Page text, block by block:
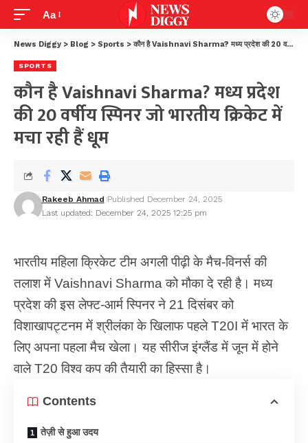
Aa
News Diggy > Blog > Sports > कौन है Vaishnavi Sharma? मध्य प्रदेश की 20 वर्षीय स्पिनर जो भारतीय क्रिकेट में मचा रही हैं धूम
SPORTS
कौन है Vaishnavi Sharma? मध्य प्रदेश
की 20 वर्षीय स्पिनर जो भारतीय क्रिकेट में
मचा रही हैं धूम
Last updated: December 24, 2025 12:25 pm
Rakeeb Ahmad Published December 24, 2025
भारतीय महिला क्रिकेट टीम अगली पीढ़ी के मैच-विनर्स की
तलाश में Vaishnavi Sharma को मौका दे रही है। मध्य
प्रदेश की इस लेफ्ट-आर्म स्पिनर ने 21 दिसंबर को
विशाखापट्टनम में श्रीलंका के खिलाफ पहले T20I में भारत के
लिए अपना पहला मैच खेला। यह सीरीज इंग्लैंड में जून में होने
वाले T20विश्व कपकी तैयारी का हिस्सा है।
Contents
तेज़ी से हुआ उदय